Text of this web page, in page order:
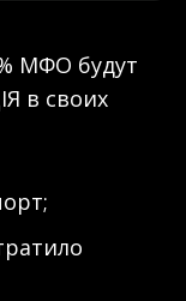
МФО будут
в своих